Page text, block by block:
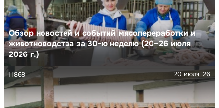
Обзор новостей и событий мясопереработки и
животноводства за 30-ю неделю (20–26 июля
2026 г.)
20 июля '26
868